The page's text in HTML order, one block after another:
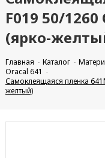
F019 50/
(ярко-
Главная Каталог
Oracal 641
Самоклеящаяся пленка
желтый)